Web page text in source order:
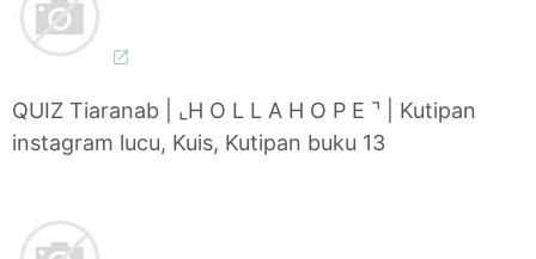
QUIZ Tiaranab | ⌞H O L L A H O P E ⌝ | Kutipan
instagram lucu, Kuis, Kutipan buku 13